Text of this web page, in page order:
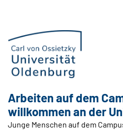
Arbeiten auf dem
willkommen an der
Junge Menschen auf dem